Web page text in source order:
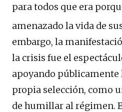
para todos que era
amenazado la vida de
embargo, la
la crisis fue el
apoyando públicamente
propia selección, como
de humillar al régimen.